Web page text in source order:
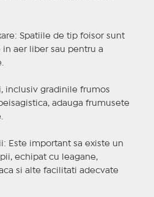
Spatiile de tip foisor sunt
aer liber sau pentru a
inclusiv gradinile frumos
adauga frumusete
Este important sa existe un
echipat cu leagane,
si alte facilitati adecvate